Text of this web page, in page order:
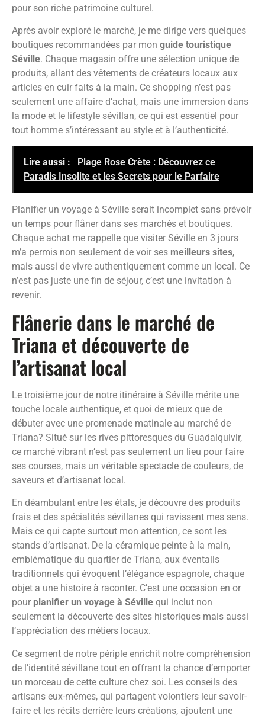
pour son riche patrimoine culturel.
Après avoir exploré le marché, je me dirige vers quelques
boutiques recommandées par mon guide touristique
Séville. Chaque magasin offre une sélection unique de
produits, allant des vêtements de créateurs locaux aux
articles en cuir faits à la main. Ce shopping n’est pas
seulement une affaire d’achat, mais une immersion dans
la mode et le lifestyle sévillan, ce qui est essentiel pour
tout homme s’intéressant au style et à l’authenticité.
Lire aussi :
Plage Rose Crète : Découvrez ce
Paradis Insolite et les Secrets pour le Parfaire
Planifier un voyage à Séville serait incomplet sans prévoir
un temps pour flâner dans ses marchés et boutiques.
Chaque achat me rappelle que visiter Séville en 3 jours
m’a permis non seulement de voir ses meilleurs sites,
mais aussi de vivre authentiquement comme un local. Ce
n’est pas juste une fin de séjour, c’est une invitation à
revenir.
Flânerie dans le marché de
Triana et découverte de
l’artisanat local
Le troisième jour de notre itinéraire à Séville mérite une
touche locale authentique, et quoi de mieux que de
débuter avec une promenade matinale au marché de
Triana? Situé sur les rives pittoresques du Guadalquivir,
ce marché vibrant n’est pas seulement un lieu pour faire
ses courses, mais un véritable spectacle de couleurs, de
saveurs et d’artisanat local.
En déambulant entre les étals, je découvre des produits
frais et des spécialités sévillanes qui ravissent mes sens.
Mais ce qui capte surtout mon attention, ce sont les
stands d’artisanat. De la céramique peinte à la main,
emblématique du quartier de Triana, aux éventails
traditionnels qui évoquent l’élégance espagnole, chaque
objet a une histoire à raconter. C’est une occasion en or
pour planifier un voyage à Séville qui inclut non
seulement la découverte des sites historiques mais aussi
l’appréciation des métiers locaux.
Ce segment de notre périple enrichit notre compréhension
de l’identité sévillane tout en offrant la chance d’emporter
un morceau de cette culture chez soi. Les conseils des
artisans eux-mêmes, qui partagent volontiers leur savoir-
faire et les récits derrière leurs créations, ajoutent une